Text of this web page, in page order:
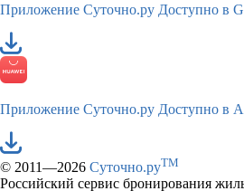
Приложение Суточно.ру Доступно в
Приложение Суточно.ру Доступно в
© 2011—2026 Суточно.руTM
Российский сервис бронирования